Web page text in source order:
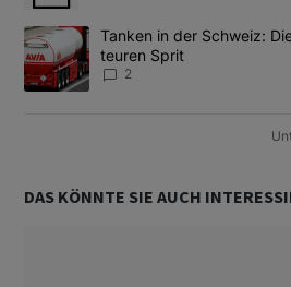
Ein Trendartikel mit dem Titel
Tanken in der Schweiz:
teuren Sprit
2
DAS KÖNNTE SIE AUCH